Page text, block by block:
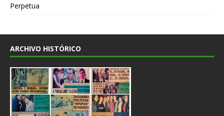
Perpetua
ARCHIVO HISTÓRICO